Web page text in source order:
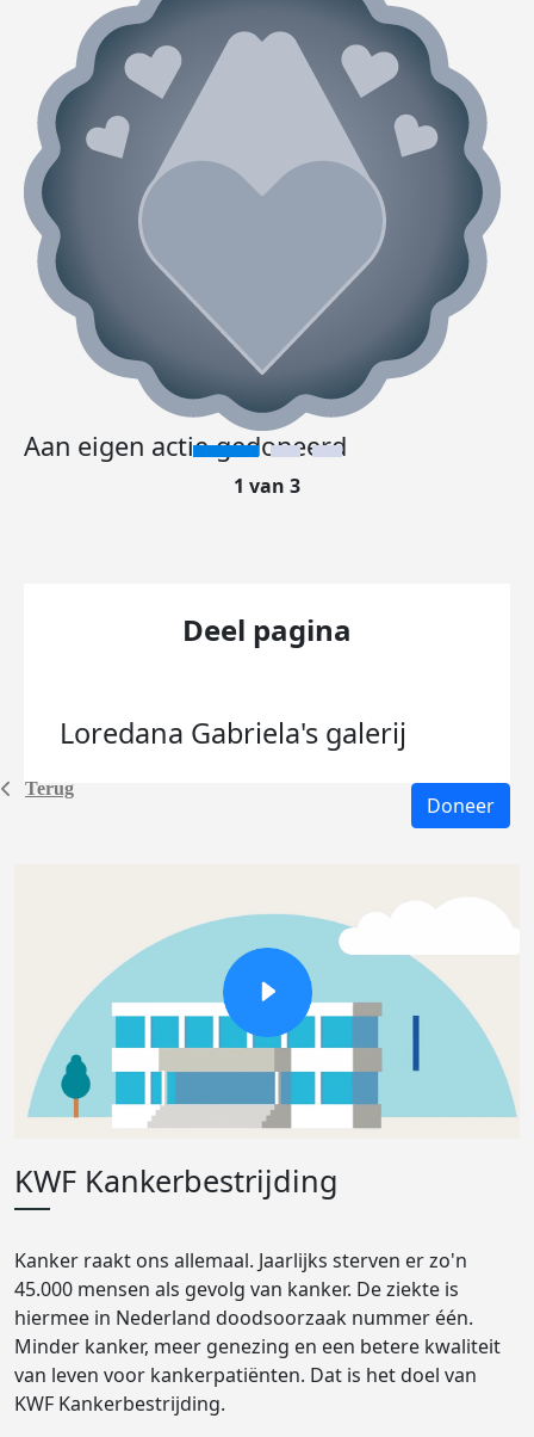
Terug
Aan eigen actie gedoneerd
1 van 3
Deel pagina
Loredana Gabriela's galerij
Doneer
KWF Kankerbestrijding
Kanker raakt ons allemaal. Jaarlijks sterven er zo'n
45.000 mensen als gevolg van kanker. De ziekte is
hiermee in Nederland doodsoorzaak nummer één.
Minder kanker, meer genezing en een betere kwaliteit
van leven voor kankerpatiënten. Dat is het doel van
KWF Kankerbestrijding.